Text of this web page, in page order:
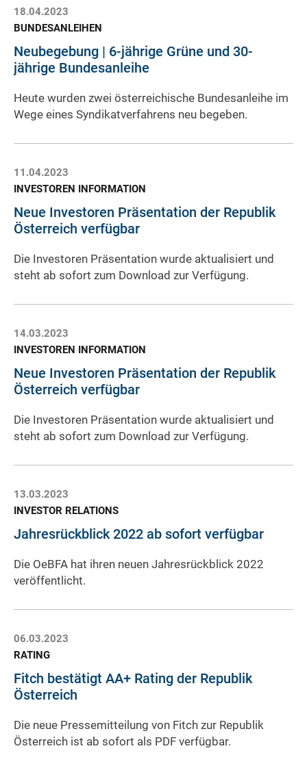
18.04.2023
BUNDESANLEIHEN
Neubegebung | 6-jährige Grüne und 30-
jährige Bundesanleihe
Heute wurden zwei österreichische Bundesanleihe im
Wege eines Syndikatverfahrens neu begeben.
11.04.2023
INVESTOREN INFORMATION
Neue Investoren Präsentation der Republik
Österreich verfügbar
Die Investoren Präsentation wurde aktualisiert und
steht ab sofort zum Download zur Verfügung.
14.03.2023
INVESTOREN INFORMATION
Neue Investoren Präsentation der Republik
Österreich verfügbar
Die Investoren Präsentation wurde aktualisiert und
steht ab sofort zum Download zur Verfügung.
13.03.2023
INVESTOR RELATIONS
Jahresrückblick 2022 ab sofort verfügbar
Die OeBFA hat ihren neuen Jahresrückblick 2022
veröffentlicht.
06.03.2023
RATING
Fitch bestätigt AA+ Rating der Republik
Österreich
Die neue Pressemitteilung von Fitch zur Republik
Österreich ist ab sofort als PDF verfügbar.